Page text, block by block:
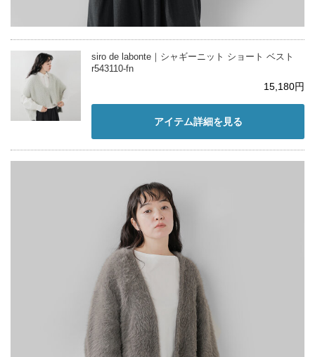
siro de labonte｜シャギーニット ショート ベスト
r543110-fn
15,180円
アイテム詳細を見る